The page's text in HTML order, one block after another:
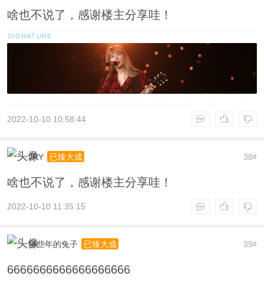
啥也不说了，感谢楼主分享哇！
2022-10-10 10:58:44
38#
JRY 已臻大成
啥也不说了，感谢楼主分享哇！
2022-10-10 11:35:15
39#
那些年的兔子 已臻大成
6666666666666666666